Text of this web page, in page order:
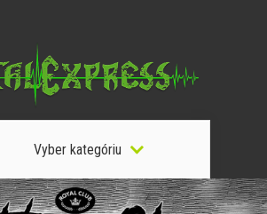
Vyber kategóriu